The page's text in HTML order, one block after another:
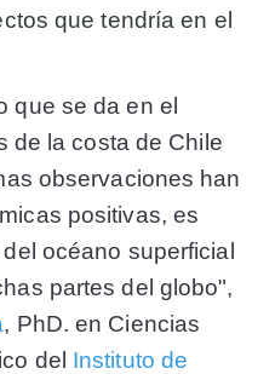
que tendría en el
que se da en el
de la costa de Chile
observaciones han
positivas, es
océano superficial
partes del globo",
, PhD. en Ciencias
del Instituto de